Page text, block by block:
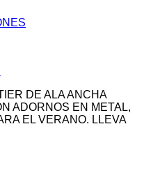
DE ALA ANCHA
ADORNOS EN METAL,
EL VERANO. LLEVA